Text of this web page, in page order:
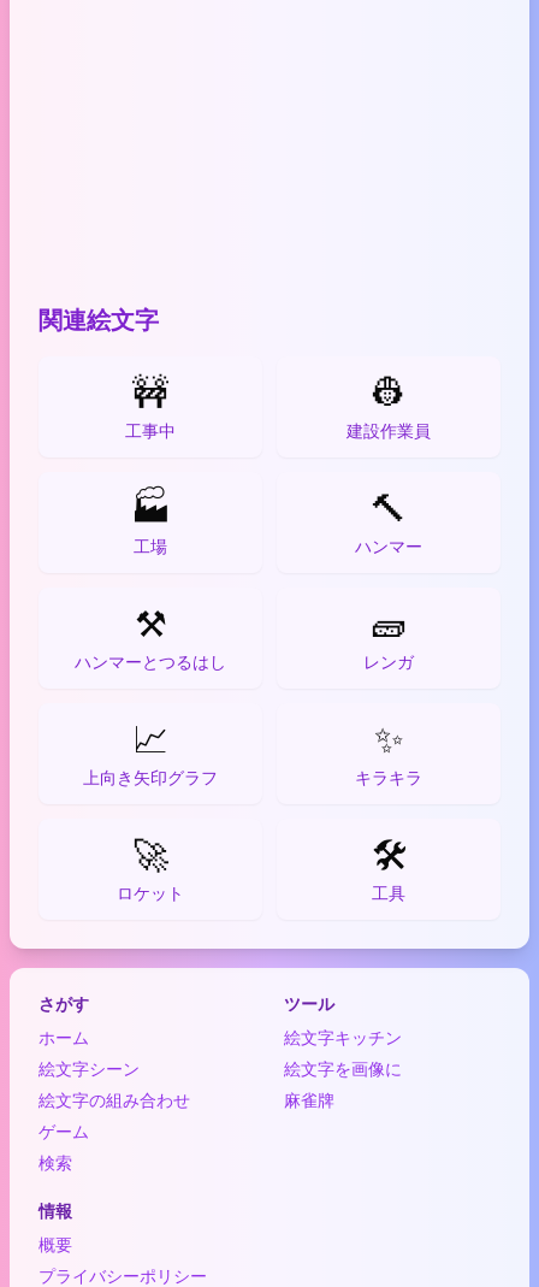
関連絵文字
🚧
工事中
👷
建設作業員
🏭
工場
🔨
ハンマー
⚒️
ハンマーとつるはし
🧱
レンガ
📈
上向き矢印グラフ
✨
キラキラ
🚀
ロケット
🛠️
工具
さがす
ホーム
絵文字シーン
絵文字の組み合わせ
ゲーム
検索
ツール
絵文字キッチン
絵文字を画像に
麻雀牌
情報
概要
プライバシーポリシー